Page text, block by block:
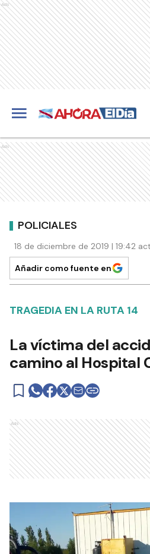
Ads
Ads
POLICIALES
18 de diciembre de 2019 | 19:42
Añadir como fuente en
TRAGEDIA EN LA RUTA 14
La víctima del
camino al Hospital
Ads